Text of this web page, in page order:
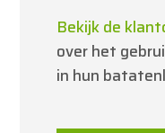
Bekijk de
over het
in hun